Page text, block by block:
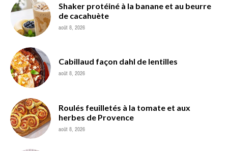
Shaker protéiné à la banane et au beurre
de cacahuète
août 8, 2026
Cabillaud façon dahl de lentilles
août 8, 2026
Roulés feuilletés à la tomate et aux
herbes de Provence
août 8, 2026